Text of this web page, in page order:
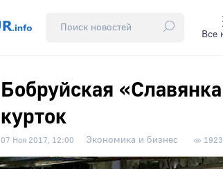
Все
Бобруйская
курток
07 Ноя 2017, 12:00 Экономика и бизнес 1923